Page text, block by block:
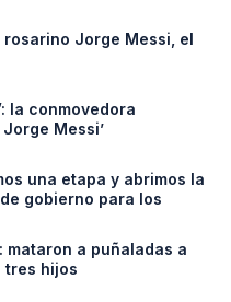
Jorge Messi, el
la conmovedora
Messi’
una etapa y abrimos la
gobierno para los
mataron a puñaladas a
tres hijos